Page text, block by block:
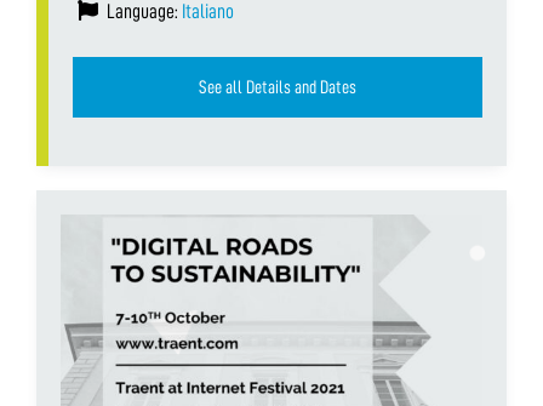
Language: Italiano
See all Details and Dates